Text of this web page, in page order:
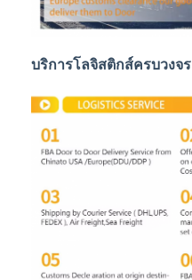
บริการจัดเก็บ
บริการโลจิสติกส์ครบวงจร